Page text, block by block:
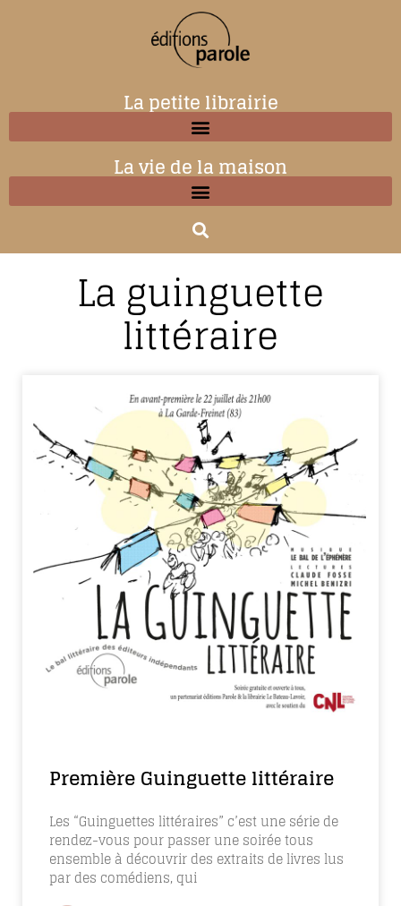
La petite librairie
La vie de la maison
La guinguette
littéraire
Première Guinguette littéraire
Les “Guinguettes littéraires” c’est une série de
rendez-vous pour passer une soirée tous
ensemble à découvrir des extraits de livres lus
par des comédiens, qui